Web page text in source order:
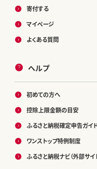
寄付する
マイページ
よくある質問
ヘルプ
初めての方へ
控除上限金額の目安
ふるさと納税確定申告ガイ
ワンストップ特例制度
ふるさと納税ナビ（外部サイ